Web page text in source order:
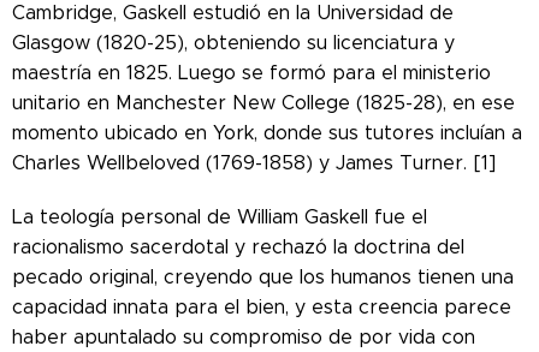
Cambridge, Gaskell estudió en la Universidad de
Glasgow (1820-25), obteniendo su licenciatura y
maestría en 1825. Luego se formó para el ministerio
unitario en Manchester New College (1825-28), en ese
momento ubicado en York, donde sus tutores incluían a
Charles Wellbeloved (1769-1858) y James Turner. [1]
La teología personal de William Gaskell fue el
racionalismo sacerdotal y rechazó la doctrina del
pecado original, creyendo que los humanos tienen una
capacidad innata para el bien, y esta creencia parece
haber apuntalado su compromiso de por vida con